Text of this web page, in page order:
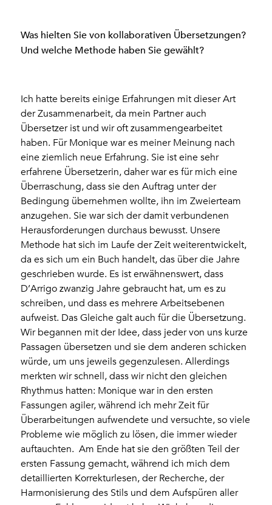
Was hielten Sie von kollaborativen Übersetzungen?
Und welche Methode haben Sie gewählt?
Ich hatte bereits einige Erfahrungen mit dieser Art
der Zusammenarbeit, da mein Partner auch
Übersetzer ist und wir oft zusammengearbeitet
haben. Für Monique war es meiner Meinung nach
eine ziemlich neue Erfahrung. Sie ist eine sehr
erfahrene Übersetzerin, daher war es für mich eine
Überraschung, dass sie den Auftrag unter der
Bedingung übernehmen wollte, ihn im Zweierteam
anzugehen. Sie war sich der damit verbundenen
Herausforderungen durchaus bewusst. Unsere
Methode hat sich im Laufe der Zeit weiterentwickelt,
da es sich um ein Buch handelt, das über die Jahre
geschrieben wurde. Es ist erwähnenswert, dass
D’Arrigo zwanzig Jahre gebraucht hat, um es zu
schreiben, und dass es mehrere Arbeitsebenen
aufweist. Das Gleiche galt auch für die Übersetzung.
Wir begannen mit der Idee, dass jeder von uns kurze
Passagen übersetzen und sie dem anderen schicken
würde, um uns jeweils gegenzulesen. Allerdings
merkten wir schnell, dass wir nicht den gleichen
Rhythmus hatten: Monique war in den ersten
Fassungen agiler, während ich mehr Zeit für
Überarbeitungen aufwendete und versuchte, so viele
Probleme wie möglich zu lösen, die immer wieder
auftauchten. Am Ende hat sie den größten Teil der
ersten Fassung gemacht, während ich mich dem
detaillierten Korrekturlesen, der Recherche, der
Harmonisierung des Stils und dem Aufspüren aller